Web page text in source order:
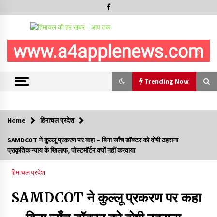
Trending Now
बड़ी ख़बर – अनुबंध कर्मचारियों को बैक डेट से नहीं मिलेगा नियमितीकरण,
शिक्षा निदेशालय ने जारी किया स्पष्टीकरण
05/08/2026
05/08/2026
Home हिमाचल प्रदेश
SAMDCOT ने कुल्लू प्रकरण पर कहा – बिना जाँच डॉक्टर को दोषी ठहराना
प्राकृतिक न्याय के खिलाफ, पोस्टमॉर्टम क्यों नहीं करवाया
हिमाचल प्रदेश
SAMDCOT ने कुल्लू प्रकरण पर कहा